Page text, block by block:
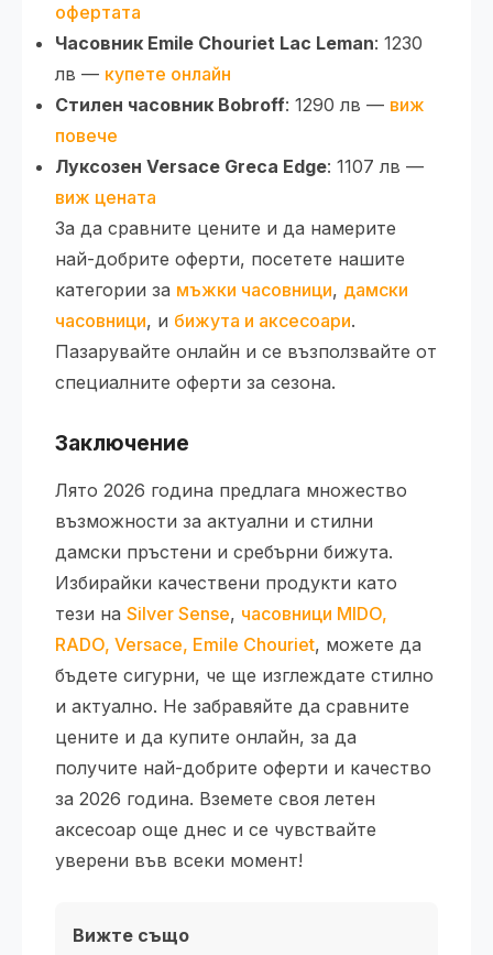
офертата
Часовник Emile Chouriet Lac Leman: 1230
лв — купете онлайн
Стилен часовник Bobroff: 1290 лв — виж
повече
Луксозен Versace Greca Edge: 1107 лв —
виж цената
За да сравните цените и да намерите
най-добрите оферти, посетете нашите
категории за мъжки часовници, дамски
часовници, и бижута и аксесоари.
Пазарувайте онлайн и се възползвайте от
специалните оферти за сезона.
Заключение
Лято 2026 година предлага множество
възможности за актуални и стилни
дамски пръстени и сребърни бижута.
Избирайки качествени продукти като
тези на Silver Sense, часовници MIDO,
RADO, Versace, Emile Chouriet, можете да
бъдете сигурни, че ще изглеждате стилно
и актуално. Не забравяйте да сравните
цените и да купите онлайн, за да
получите най-добрите оферти и качество
за 2026 година. Вземете своя летен
аксесоар още днес и се чувствайте
уверени във всеки момент!
Вижте също